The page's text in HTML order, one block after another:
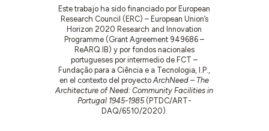
Este trabajo ha sido financiado por European
Research Council (ERC) – European Union’s
Horizon 2020 Research and Innovation
Programme (Grant Agreement 949686 –
ReARQ.IB) y por fondos nacionales
portugueses por intermedio de FCT –
Fundação para a Ciência e a Tecnologia, I.P.,
en el contexto del proyectoArchNeed – The
Architecture of Need: Community Facilities in
Portugal 1945-1985(PTDC/ART-
DAQ/6510/2020).